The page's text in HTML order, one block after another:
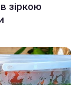
зіркою